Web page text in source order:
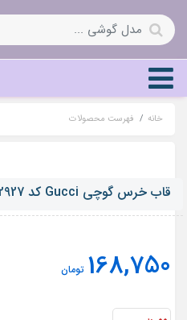
خانه فهرست محصولات
قاب خرس گوچی Gucci کد C2927
168,750 تومان